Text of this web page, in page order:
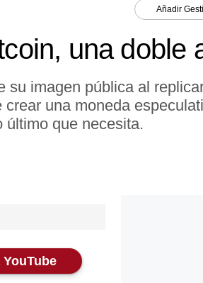
Añadir
una doble
su imagen pública al
una moneda
último que necesita.